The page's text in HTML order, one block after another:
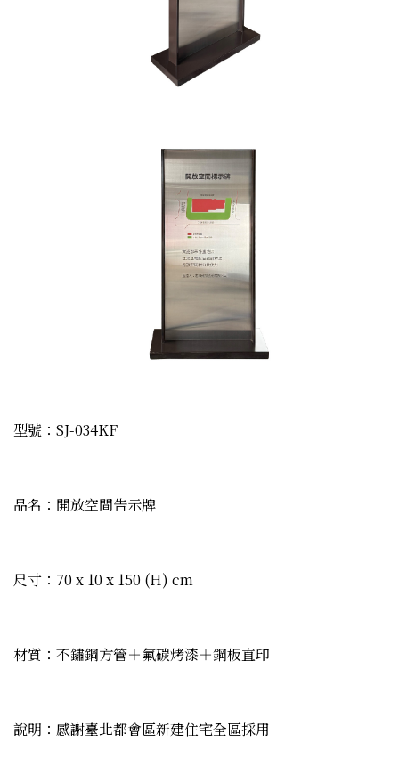
型號：SJ-034KF
品名：開放空間告示牌
尺寸：70 x 10 x 150 (H) cm
材質：不鏽鋼方管＋氟碳烤漆＋鋼板直印
說明：感謝臺北都會區新建住宅全區採用